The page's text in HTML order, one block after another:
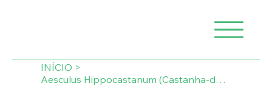
INÍCIO >
Aesculus Hippocastanum (Castanha-da-Índia) Tintura